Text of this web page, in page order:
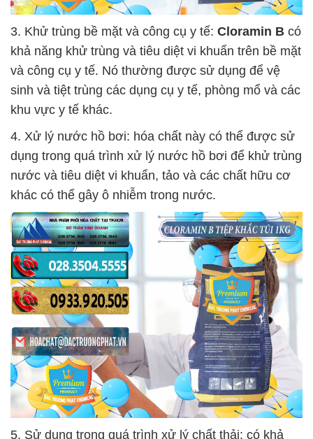
3. Khử trùng bề mặt và công cụ y tế: Cloramin B có
khả năng khử trùng và tiêu diệt vi khuẩn trên bề mặt
và công cụ y tế. Nó thường được sử dụng để vệ
sinh và tiệt trùng các dụng cụ y tế, phòng mổ và các
khu vực y tế khác.
4. Xử lý nước hồ bơi: hóa chất này có thể được sử
dụng trong quá trình xử lý nước hồ bơi để khử trùng
nước và tiêu diệt vi khuẩn, tảo và các chất hữu cơ
khác có thể gây ô nhiễm trong nước.
5. Sử dụng trong quá trình xử lý chất thải: có khả